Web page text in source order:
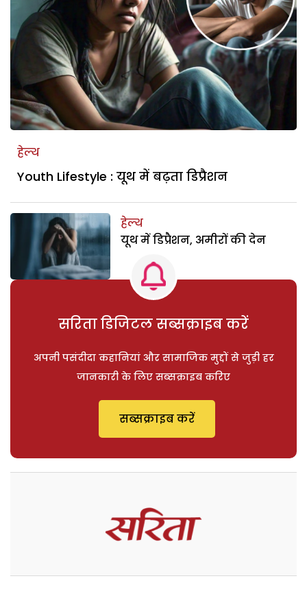
हेल्थ
Youth Lifestyle : यूथ में बढ़ता डिप्रैशन
हेल्थ
यूथ में डिप्रैशन, अमीरों की देन
सरिता डिजिटल सब्सक्राइब करें
अपनी पसंदीदा कहानियां और सामाजिक मुद्दों से जुड़ी हर
जानकारी के लिए सब्सक्राइब करिए
सब्सक्राइब करें